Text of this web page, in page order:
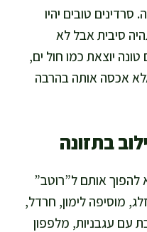
טובים יהיו
סיבית אבל לא
יוצאת כמו חול ים,
אכסה אותה בהרבה
בתזונה
להפוך אותם ל”רוטב”
מוסיפה לימון, חרדל,
עם עגבניות, מלפפון